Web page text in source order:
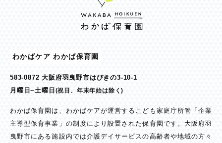
わかばケア わかば保育園
583-0872 大阪府羽曳野市はびきの3-10-1
月曜日~土曜日(祝日、年末年始は除く)
わかば保育園は、わかばケアが運営するこども家庭庁所管「企業
主導型保育事業」の制度により設置された保育園です。大阪府羽
曳野市にある施設内では介護デイサービスの高齢者や地域の方々